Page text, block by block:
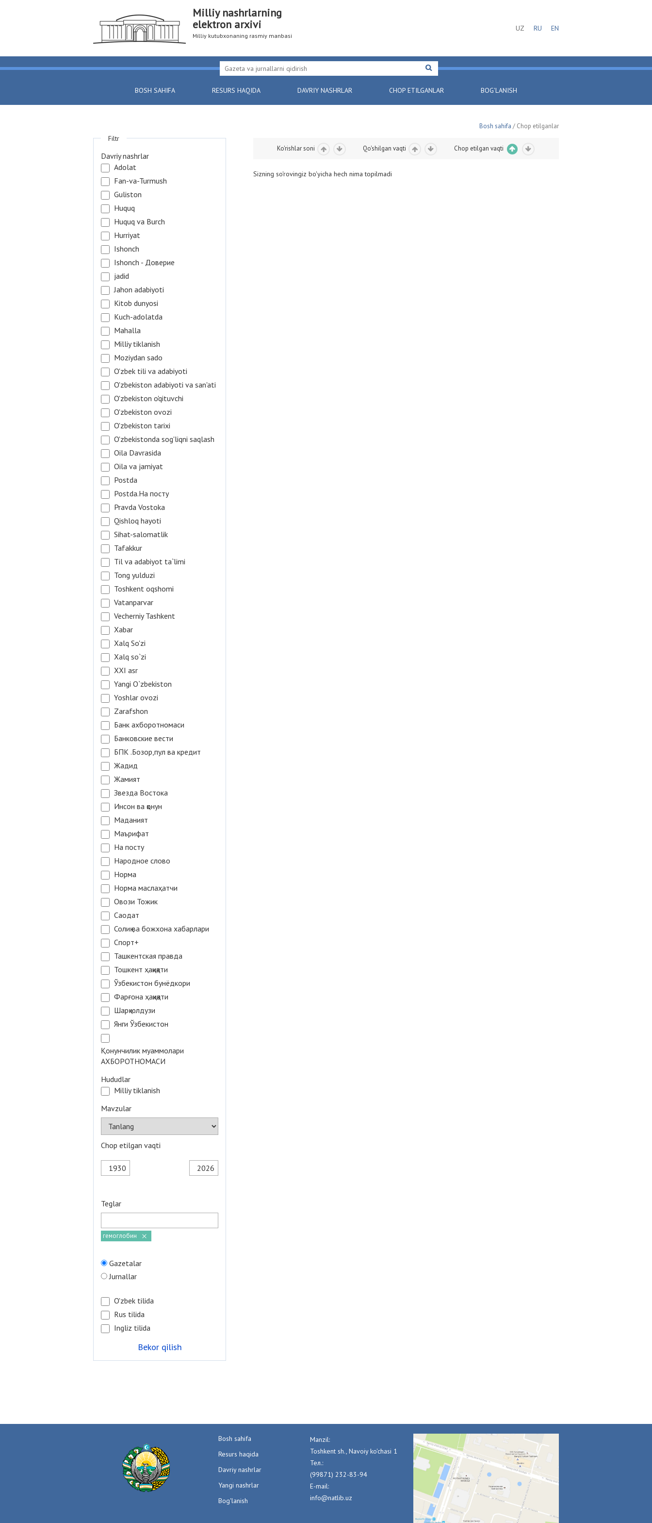
Milliy nashrlarning
elektron arxivi
Milliy kutubxonaning rasmiy manbasi
UZ RU EN
BOSH SAHIFA RESURS HAQIDA DAVRIY NASHRLAR CHOP ETILGANLAR BOG'LANISH
Bosh sahifa / Chop etilganlar
Ko'rishlar soni Qo'shilgan vaqti Chop etilgan vaqti
Sizning so'rovingiz bo'yicha hech nima topilmadi
Filtr
Davriy nashrlar
Adolat
Fan-va-Turmush
Guliston
Huquq
Huquq va Burch
Hurriyat
Ishonch
Ishonch - Доверие
jadid
Jahon adabiyoti
Kitob dunyosi
Kuch-adolatda
Mahalla
Milliy tiklanish
Moziydan sado
O'zbek tili va adabiyoti
O'zbekiston adabiyoti va san'ati
O'zbekiston o'qituvchi
O'zbekiston ovozi
O'zbekiston tarixi
O'zbekistonda sog'liqni saqlash
Oila Davrasida
Oila va jamiyat
Postda
Postda.На посту
Pravda Vostoka
Qishloq hayoti
Sihat-salomatlik
Tafakkur
Til va adabiyot ta`limi
Tong yulduzi
Toshkent oqshomi
Vatanparvar
Vecherniy Tashkent
Xabar
Xalq So'zi
Xalq so`zi
XXI asr
Yangi O`zbekiston
Yoshlar ovozi
Zarafshon
Банк ахборотномаси
Банковские вести
БПК .Бозор,пул ва кредит
Жадид
Жамият
Звезда Востока
Инсон ва қонун
Маданият
Маърифат
На посту
Народное слово
Норма
Норма маслаҳатчи
Овози Тожик
Саодат
Солиқ ва божхона хабарлари
Спорт+
Ташкентская правда
Тошкент ҳақиқати
Ўзбекистон бунёдкори
Фарғона ҳақиқати
Шарқ юлдузи
Янги Ўзбекистон
Қонунчилик муаммолари
АХБОРОТНОМАСИ
Hududlar
Milliy tiklanish
Mavzular
Chop etilgan vaqti
Teglar
гемоглобин
Gazetalar
Jurnallar
O'zbek tilida
Rus tilida
Ingliz tilida
Bekor qilish
Bosh sahifa
Resurs haqida
Davriy nashrlar
Yangi nashrlar
Bog'lanish
Manzil:
Toshkent sh., Navoiy ko'chasi 1
Тел.:
(99871) 232-83-94
E-mail:
info@natlib.uz